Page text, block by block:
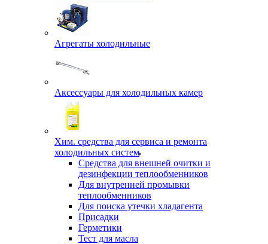
Агрегаты холодильные
Аксессуары для холодильных камер
Хим. средства для сервиса и ремонта
холодильных систем
Средства для внешней очитки и
дезинфекции теплообменников
Для внутренней промывки
теплообменников
Для поиска утечки хладагента
Присадки
Герметики
Тест для масла